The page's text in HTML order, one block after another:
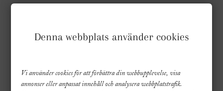
FÖLJ OSS
Denna webbplats använder cookies
Vi använder cookies för att förbättra din webbupplevelse, visa
annonser eller anpassat innehåll och analysera webbplatstrafik.